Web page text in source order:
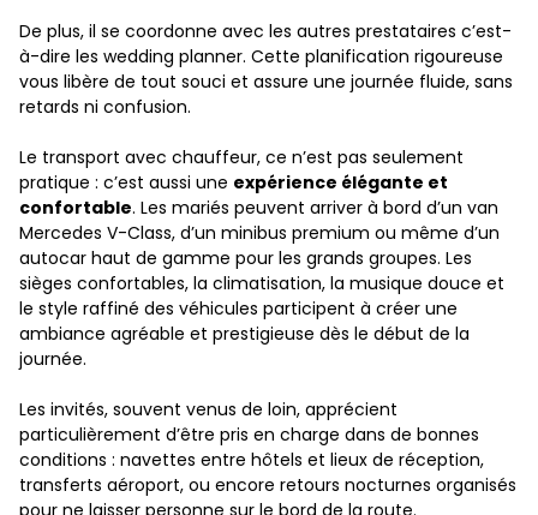
De plus, il se coordonne avec les autres prestataires c’est-
à-dire les wedding planner. Cette planification rigoureuse
vous libère de tout souci et assure une journée fluide, sans
retards ni confusion.
Le transport avec chauffeur, ce n’est pas seulement
pratique : c’est aussi une expérience élégante et
confortable. Les mariés peuvent arriver à bord d’un van
Mercedes V-Class, d’un minibus premium ou même d’un
autocar haut de gamme pour les grands groupes. Les
sièges confortables, la climatisation, la musique douce et
le style raffiné des véhicules participent à créer une
ambiance agréable et prestigieuse dès le début de la
journée.
Les invités, souvent venus de loin, apprécient
particulièrement d’être pris en charge dans de bonnes
conditions : navettes entre hôtels et lieux de réception,
transferts aéroport, ou encore retours nocturnes organisés
pour ne laisser personne sur le bord de la route.